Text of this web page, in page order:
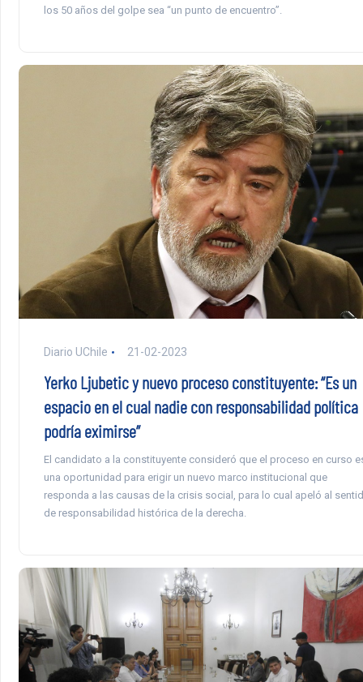
los 50 años del golpe sea “un punto de encuentro”.
Diario UChile 21-02-2023
Yerko Ljubetic y nuevo proceso constituyente: “Es un
espacio en el cual nadie con responsabilidad política
podría eximirse”
El candidato a la constituyente consideró que el proceso en curso
una oportunidad para erigir un nuevo marco institucional que
responda a las causas de la crisis social, para lo cual apeló al
de responsabilidad histórica de la derecha.